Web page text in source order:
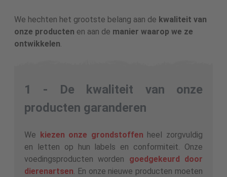
We hechten het grootste belang aan de kwaliteit van
onze producten en aan de manier waarop we ze
ontwikkelen.
1 - De kwaliteit van onze
producten garanderen
We kiezen onze grondstoffen heel zorgvuldig
en letten op hun labels en conformiteit. Onze
voedingsproducten worden goedgekeurd door
dierenartsen. En onze nieuwe producten moeten